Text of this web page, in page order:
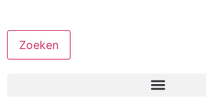
Zoeken